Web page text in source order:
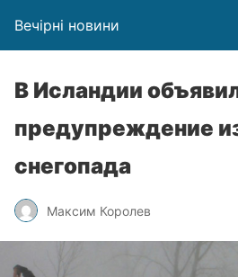
Вечірні новини
В Исландии
предупреждение
снегопада
Максим Королев